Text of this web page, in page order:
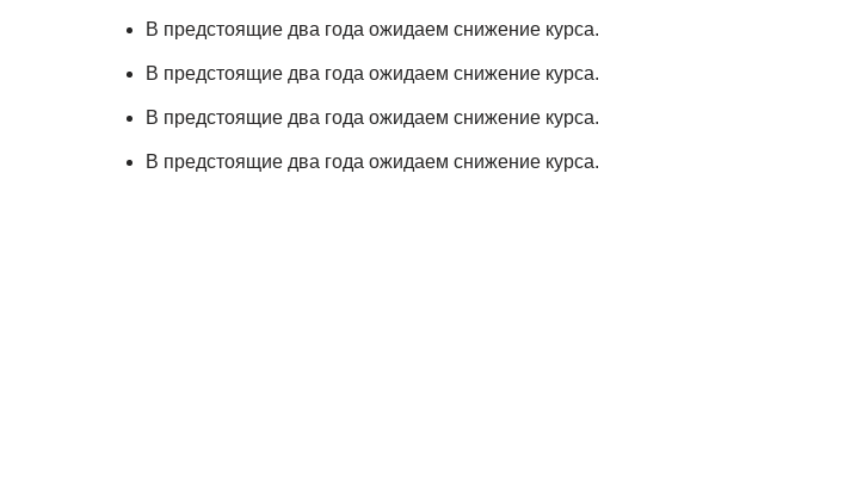
В предстоящие два года ожидаем снижение курса.
В предстоящие два года ожидаем снижение курса.
В предстоящие два года ожидаем снижение курса.
В предстоящие два года ожидаем снижение курса.